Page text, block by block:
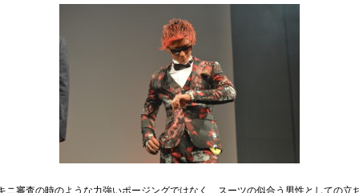
ニ審査の時のような力強いポージングではなく、スーツの似合う男性としての立